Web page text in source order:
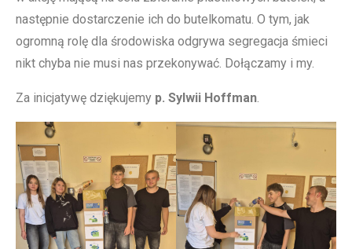
następnie dostarczenie ich do butelkomatu. O tym, jak
ogromną rolę dla środowiska odgrywa segregacja śmieci
nikt chyba nie musi nas przekonywać. Dołączamy i my.
Za inicjatywę dziękujemy p. Sylwii Hoffman